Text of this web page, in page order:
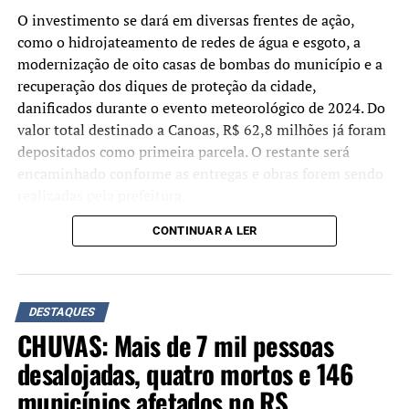
Demais condenações
Braga Netto: 26 anos– Seguindo o voto do relator
Alexandre de Moraes, a maioria da Primeira Turma do
STF determinou pena de 26 anos, inicialmente em
reclusão, para o general Walter Braga Netto.
Anderson Torres: 24 anos –
Anderson Torres.
Almir Garnier: 24 anos –Seguindo voto do relator
Alexandre de Moraes, a maioria da Primeira Turma
Garnier, ex-comandante da Marinha. Foi determinado 21
anos e 6 meses de reclusão e 2 anos e 6 meses de
detenção.
Augusto Heleno: 21 anos –Seguindo o voto do relator
O investimento se dará em diversas frentes de ação,
como o hidrojateamento de redes de água e esgoto, a
modernização de oito casas de bombas do município e a
recuperação dos diques de proteção da cidade,
danificados durante o evento meteorológico de 2024. Do
valor total destinado a Canoas, R$ 62,8 milhões já foram
depositados como primeira parcela. O restante será
encaminhado conforme as entregas e obras forem sendo
“Não estamos apenas
assinando um convênio,
mas efetivamente
depositando os recursos.
Hoje, o Estado já transferiu
R$ 62,8 milhões à conta do
CONTINUAR A LER
DESTAQUES
CHUVAS: Mais de 7 mil pessoas
desalojadas, quatro mortos e 146